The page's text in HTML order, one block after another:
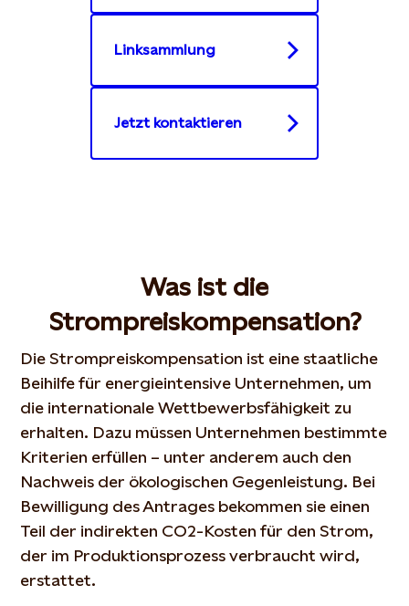
Linksammlung
Jetzt kontaktieren
Was ist die
Strompreiskompensation?
Die Strompreiskompensation ist eine staatliche
Beihilfe für energieintensive Unternehmen, um
die internationale Wettbewerbsfähigkeit zu
erhalten. Dazu müssen Unternehmen bestimmte
Kriterien erfüllen – unter anderem auch den
Nachweis der ökologischen Gegenleistung. Bei
Bewilligung des Antrages bekommen sie einen
Teil der indirekten CO2-Kosten für den Strom,
der im Produktionsprozess verbraucht wird,
erstattet.